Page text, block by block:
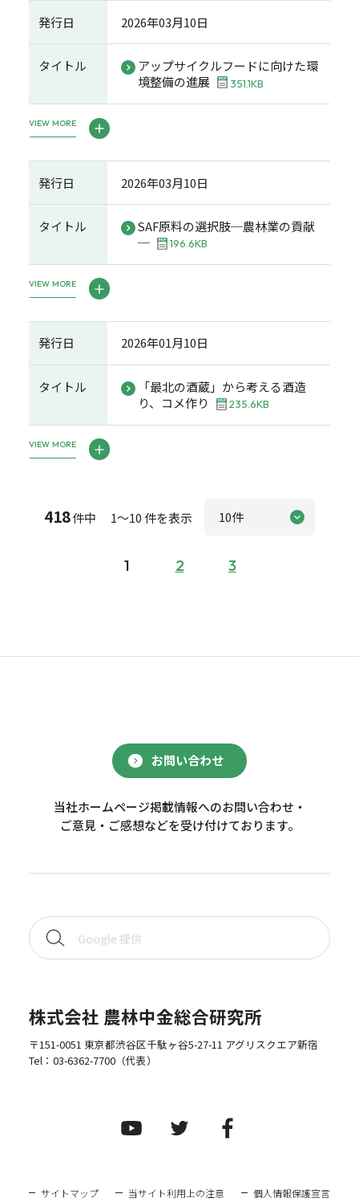
発行日 2026年03月10日
タイトル
アップサイクルフードに向けた環
境整備の進展
351.1KB
VIEW MORE
発行日 2026年03月10日
タイトル
SAF原料の選択肢─農林業の貢献
─
196.6KB
VIEW MORE
発行日 2026年01月10日
タイトル
「最北の酒蔵」から考える酒造
り、コメ作り
235.6KB
VIEW MORE
418件中 1～10 件を表示
1 2 3
お問い合わせ
当社ホームページ掲載情報へのお問い合わせ・
ご意見・ご感想などを受け付けております。
株式会社 農林中金総合研究所
〒151-0051 東京都渋谷区千駄ヶ谷5-27-11 アグリスクエア新宿
Tel： 03-6362-7700（代表）
サイトマップ 当サイト利用上の注意 個人情報保護宣言